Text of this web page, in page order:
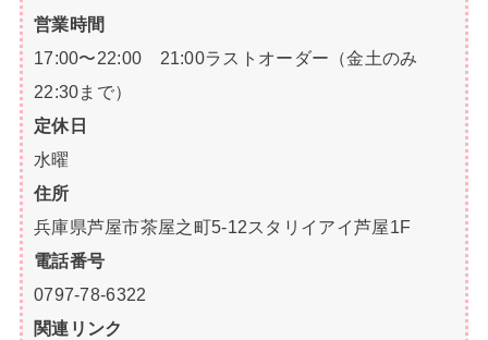
営業時間
17:00〜22:00 21:00ラストオーダー（金土のみ
22:30まで）
定休日
水曜
住所
兵庫県芦屋市茶屋之町5-12スタリイアイ芦屋1F
電話番号
0797-78-6322
関連リンク